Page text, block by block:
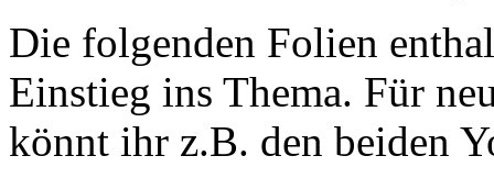
Die folgenden Folien
Einstieg ins Thema. Für
könnt ihr z.B. den beiden